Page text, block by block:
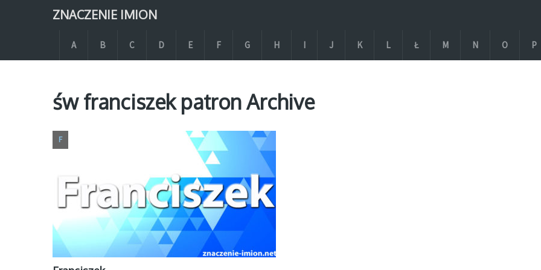
ZNACZENIE IMION
A B C D E F G H I J K L Ł M N O P
św franciszek patron Archive
F